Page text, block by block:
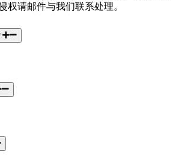
权请邮件与我们联系处理。